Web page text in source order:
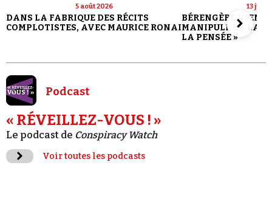
5 août 2026
DANS LA FABRIQUE DES RÉCITS
COMPLOTISTES, AVEC MAURICE RONAI
13
BÉRENGÈRE
MANIPULE LA
LA PENSÉE »
Podcast
« RÉVEILLEZ-VOUS ! »
Le podcast de Conspiracy Watch
Voir toutes les podcasts